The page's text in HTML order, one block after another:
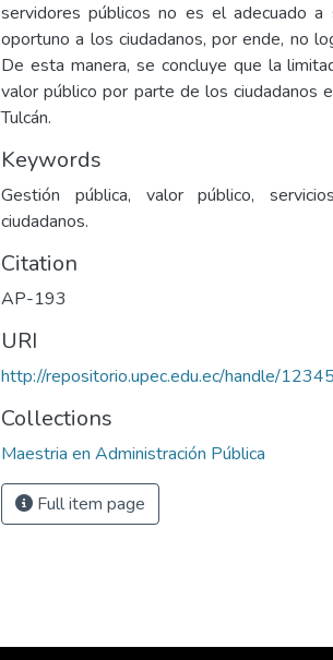
servidores públicos no es el adecuado
oportuno a los ciudadanos, por ende, no
De esta manera, se concluye que la
valor público por parte de los ciudadanos
Tulcán.
Keywords
Gestión pública, valor público,
ciudadanos.
Citation
AP-193
URI
http://repositorio.upec.edu.ec/handle/
Collections
Maestria en Administración Pública
Full item page